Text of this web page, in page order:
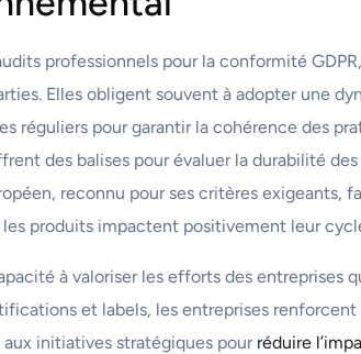
professionnels pour la conformité
Elles obligent souvent à adopter une
réguliers pour garantir la cohérence des
des balises pour évaluer la durabilité
reconnu pour ses critères exigeants,
produits impactent positivement leur
à valoriser les efforts des entreprises
et labels, les entreprises
initiatives stratégiques pour réduire